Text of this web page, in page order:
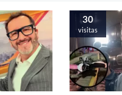
30
visitas